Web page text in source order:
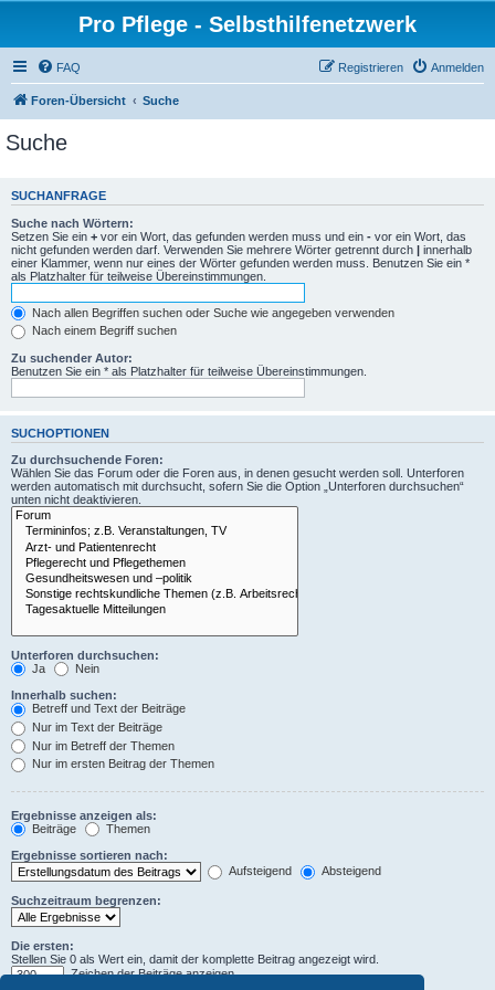
Pro Pflege - Selbsthilfenetzwerk
FAQ Anmelden
Registrieren
Foren-Übersicht Suche
Suche
SUCHANFRAGE
Suche nach Wörtern:
Setzen Sie ein + vor ein Wort, das gefunden werden muss und ein - vor ein Wort, das
nicht gefunden werden darf. Verwenden Sie mehrere Wörter getrennt durch | innerhalb
einer Klammer, wenn nur eines der Wörter gefunden werden muss. Benutzen Sie ein *
als Platzhalter für teilweise Übereinstimmungen.
Nach allen Begriffen suchen oder Suche wie angegeben verwenden
Nach einem Begriff suchen
Zu suchender Autor:
Benutzen Sie ein * als Platzhalter für teilweise Übereinstimmungen.
SUCHOPTIONEN
Zu durchsuchende Foren:
Wählen Sie das Forum oder die Foren aus, in denen gesucht werden soll. Unterforen
werden automatisch mit durchsucht, sofern Sie die Option „Unterforen durchsuchen“
unten nicht deaktivieren.
Unterforen durchsuchen:
Ja
Nein
Innerhalb suchen:
Betreff und Text der Beiträge
Nur im Text der Beiträge
Nur im Betreff der Themen
Nur im ersten Beitrag der Themen
Ergebnisse anzeigen als:
Beiträge
Themen
Ergebnisse sortieren nach:
Aufsteigend
Absteigend
Suchzeitraum begrenzen:
Die ersten:
Stellen Sie 0 als Wert ein, damit der komplette Beitrag angezeigt wird.
Zeichen der Beiträge anzeigen